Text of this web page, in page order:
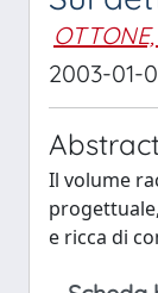
2003-01-
Il volume
e ricca di